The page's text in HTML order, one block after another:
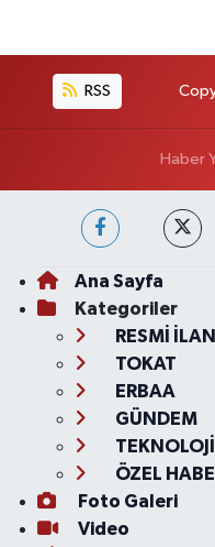
RSS
Haber
Ana Sayfa
Kategoriler
RESMİ
TOKAT
ERBAA
GÜNDEM
TEKNOLOJİ
ÖZEL
Foto Galeri
Video